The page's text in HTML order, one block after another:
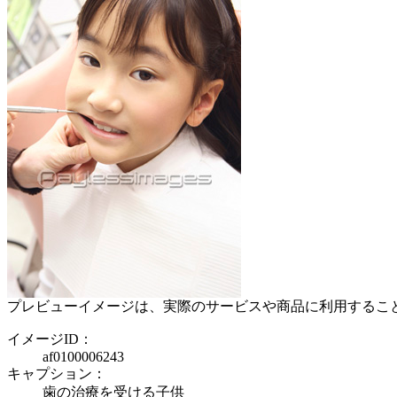
プレビューイメージは、実際のサービスや商品に利用するこ
イメージID：
af0100006243
キャプション：
歯の治療を受ける子供